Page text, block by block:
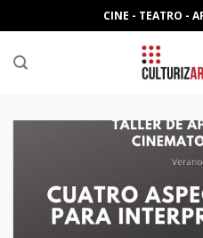
to
content
CINE - TEATRO -